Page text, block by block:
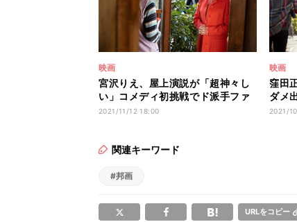
映画
宮沢りえ、屋上演説が「超神々し
い」コメディ初挑戦でド派手ファ
ッション、ウソ泣きも
2021/11/12 18:00
映画
窪田
ダメ
『決
2021/
関連キーワード
#邦画
URLをコピー